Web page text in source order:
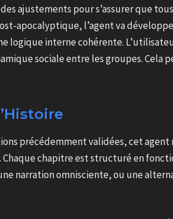
ajustements pour s’assurer que
apocalyptique, l’agent va
logique interne cohérente.
sociale entre les groupes. Cela
précédemment validées, cet agent
chapitre est structuré en
narration omnisciente, ou une